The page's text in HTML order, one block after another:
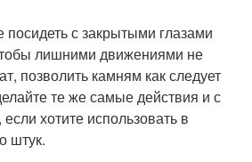
посидеть с закрытыми глазами
лишними движениями не
позволить камням как следует
те же самые действия и с
хотите использовать в
штук.